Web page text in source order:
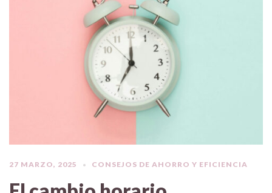
27 MARZO, 2025 CONSEJOS DE AHORRO Y EFICIENCIA